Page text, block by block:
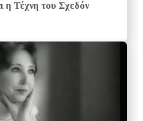
η Τέχνη του Σχεδόν